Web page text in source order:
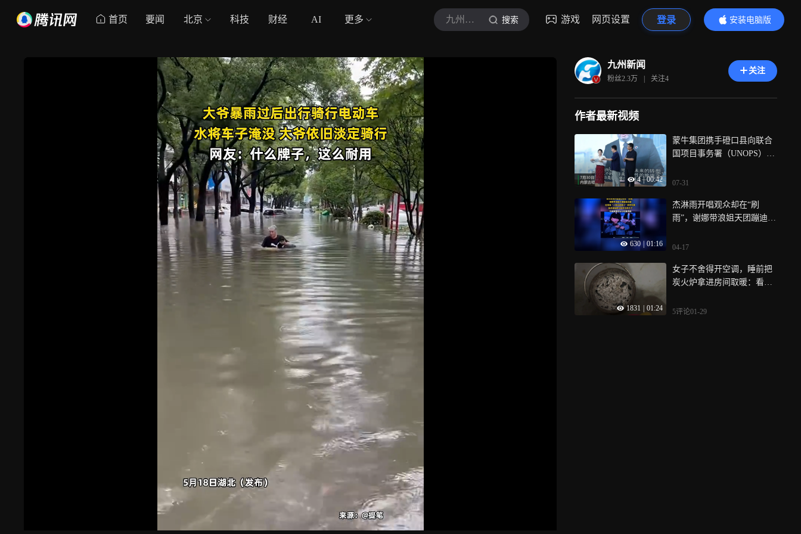
首页 要闻 北京 科技 财经 AI 更多 九州新闻 搜索 游戏 网页设置 登录
安装电脑版
内容更精彩
九州新闻
粉丝2.3万 | 关注4
关注
作者最新视频
4 | 00:42
蒙牛集团携手磴口县向联合
国项目事务署（UNOPS）代
实践报告》
07-31
630 01:16
杰淋雨开唱观众却在“刷
雨”，谢娜带浪姐天团蹦迪应
笑炸鸟巢 ，张杰现场即兴创
04-17
1831 01:24
女子不舍得开空调，睡前把
炭火炉拿进房间取暖：看到
5评论01-29